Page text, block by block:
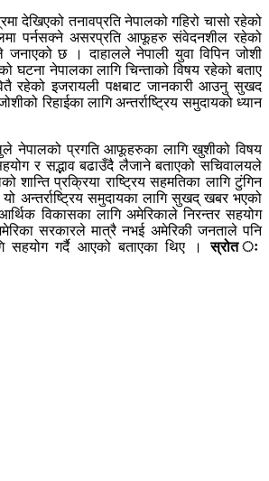
देखिएको तनावप्रति नेपालको गहिरो चासो रहेको
पर्नसक्ने असरप्रति आफूहरु संवेदनशील रहेको
जनाएको छ । दाहालले नेपाली युवा विपिन जोशी
घटना नेपालका लागि चिन्ताको विषय रहेको बताए
रहेको इजरायली पक्षबाट जानकारी आउनु सुखद
रिहाईका लागि अन्तर्राष्ट्रिय समुदायको ध्यान
नेपालको प्रगति आफूहरुका लागि खुशीको विषय
र सद्भाव बढाउँदै लैजाने बताएको सचिवालयले
प्रक्रिया राष्ट्रिय सहमतिका लागि टुंगिन
अन्तर्राष्ट्रिय समुदायका लागि सुखद् खबर भएको
विकासका लागि अमेरिकाले निरन्तर सहयोग
सरकारले मात्रै नभई अमेरिकी जनताले पनि
सहयोग गर्दै आएको बताएका थिए ।स्रोत ः